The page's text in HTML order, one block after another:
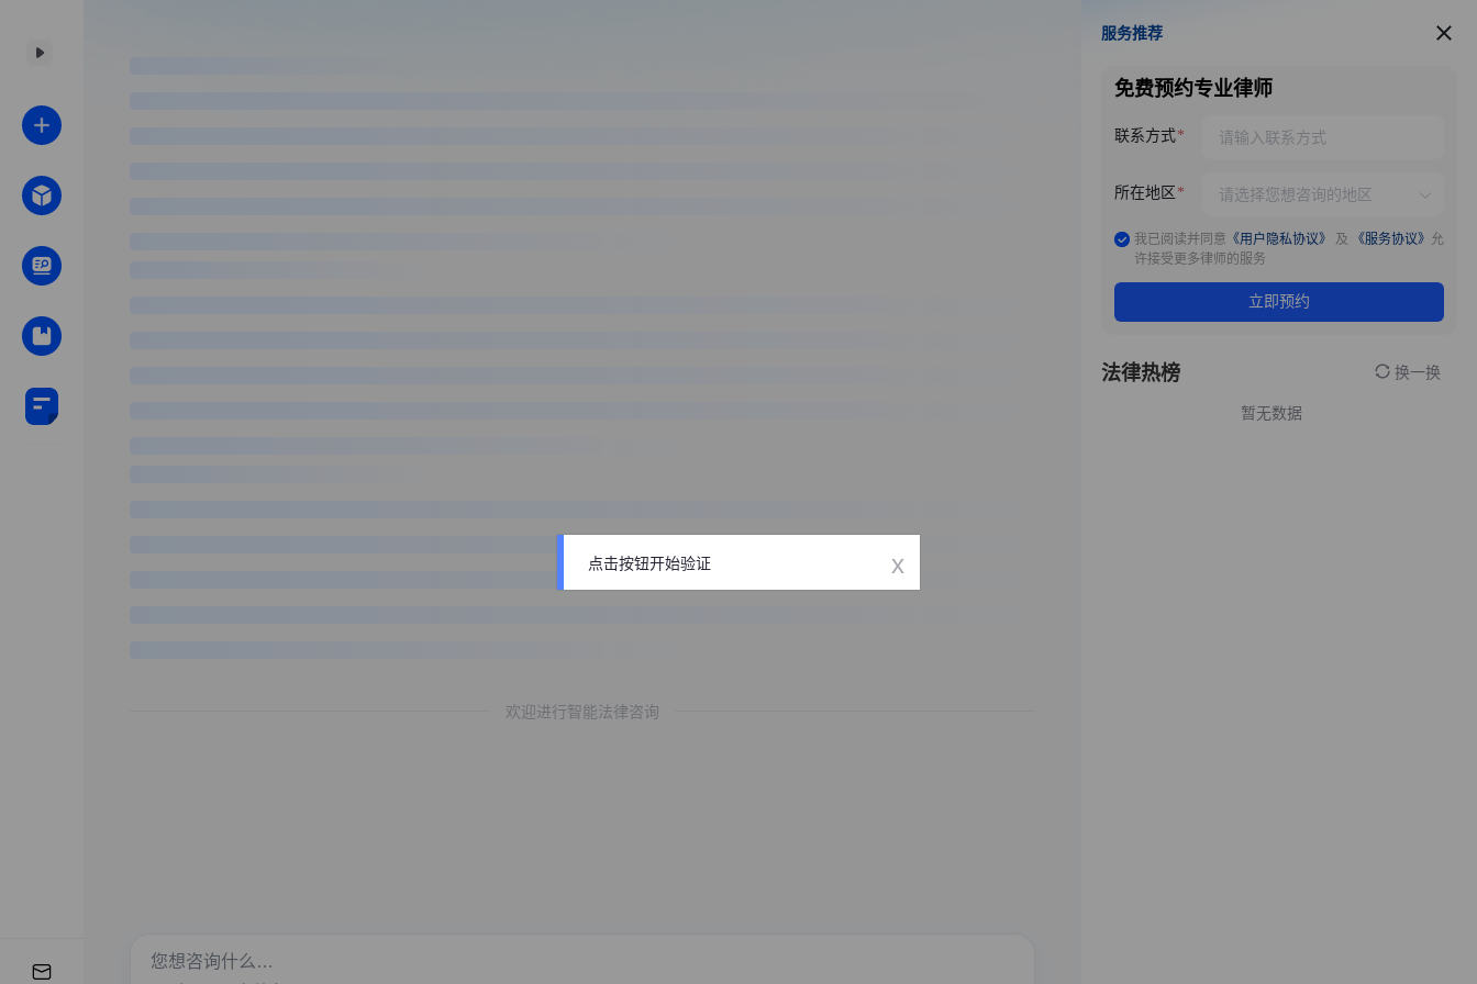
欢迎进行智能法律咨询
服务推荐
服务推荐
免费预约专业律师
联系方式
所在地区
我已阅读并同意 《用户隐私协议》 及 《服务协议》 允
许接受更多律师的服务
立即预约
法律热榜 换一换
暂无数据
点击按钮开始验证 x